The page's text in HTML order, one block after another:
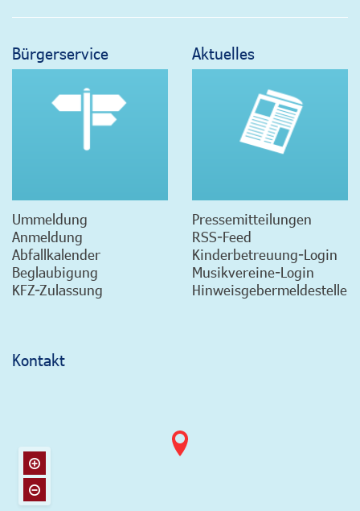
Bürgerservice
Ummeldung
Anmeldung
Abfallkalender
Beglaubigung
KFZ-Zulassung
Aktuelles
Pressemitteilungen
RSS-Feed
Kinderbetreuung-Login
Musikvereine-Login
Hinweisgebermeldestelle
Kontakt